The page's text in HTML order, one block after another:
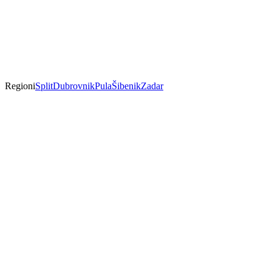
RegioniSplitDubrovnikPulaŠibenikZadar